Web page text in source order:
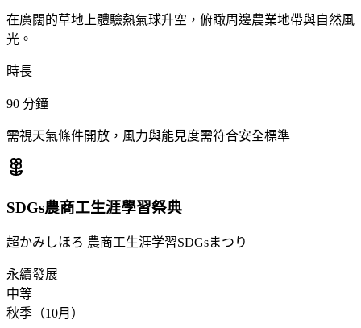
在廣闊的草地上體驗熱氣球升空，俯瞰周邊農業地帶與自然風
光。
時長
90 分鐘
需視天氣條件開放，風力與能見度需符合安全標準
SDGs農商工生涯學習祭典
超かみしほろ 農商工生涯学習SDGsまつり
永續發展
中等
秋季（10月）